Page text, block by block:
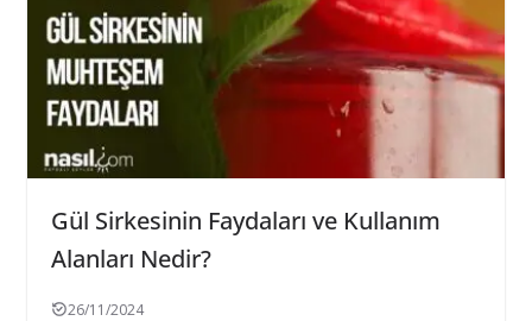
Gül Sirkesinin Faydaları ve Kullanım
Alanları Nedir?
26/11/2024